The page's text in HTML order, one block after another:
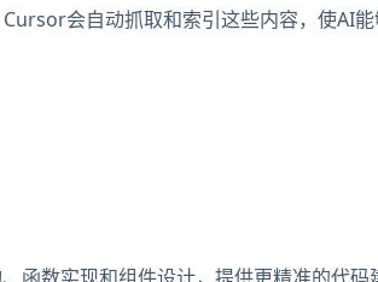
会自动抓取和索引这些内容，使AI能